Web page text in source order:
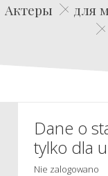
Актеры для
Dane o
tylko dla
Nie zalogowano